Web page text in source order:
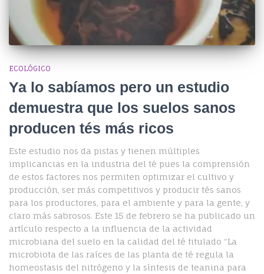
ECOLÓGICO
Ya lo sabíamos pero un estudio
demuestra que los suelos sanos
producen tés más ricos
Este estudio nos da pistas y tienen múltiples
implicancias en la industria del té pues la comprensión
de estos factores nos permiten optimizar el cultivo y
producción, ser más competitivos y producir tés sanos
para los productores, para el ambiente y para la gente, y
claro más sabrosos. Este 15 de febrero se ha publicado un
artículo respecto a la influencia de la actividad
microbiana del suelo en la calidad del té titulado “La
microbiota de las raíces de las planta de té regula la
homeostasis del nitrógeno y la síntesis de teanina para